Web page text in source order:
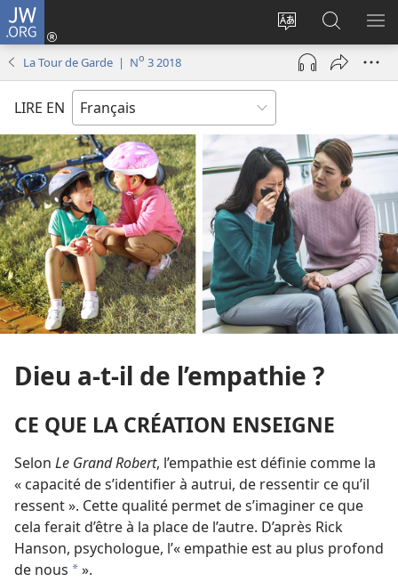
JW.ORG
Changer
langue
Se
connecter
(ouvre
nouvelle
sur
JW.ORG
La Tour de Garde | No 3 2018
LIRE EN
Dieu a-​t-​il de l’empathie ?
CE QUE LA CRÉATION ENSEIGNE
Selon Le Grand Robert, l’empathie est définie comme la
« capacité de s’identifier à autrui, de ressentir ce qu’il
ressent ». Cette qualité permet de s’imaginer ce que
cela ferait d’être à la place de l’autre. D’après Rick
Hanson, psychologue, l’« empathie est au plus profond
de nous a».